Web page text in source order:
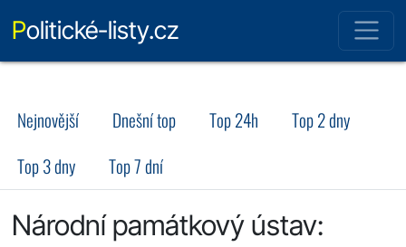
Politické-listy.cz
Nejnovější Dnešní top Top 24h
Top 2 dny
Top 3 dny
Top 7 dní
Národní památkový ústav: